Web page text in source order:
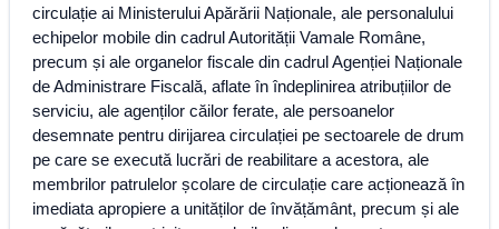
circulație ai Ministerului Apărării Naționale, ale personalului
echipelor mobile din cadrul Autorității Vamale Române,
precum și ale organelor fiscale din cadrul Agenției Naționale
de Administrare Fiscală, aflate în îndeplinirea atribuțiilor de
serviciu, ale agenților căilor ferate, ale persoanelor
desemnate pentru dirijarea circulației pe sectoarele de drum
pe care se execută lucrări de reabilitare a acestora, ale
membrilor patrulelor școlare de circulație care acționează în
imediata apropiere a unităților de învățământ, precum și ale